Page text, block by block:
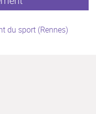
du sport (Rennes)